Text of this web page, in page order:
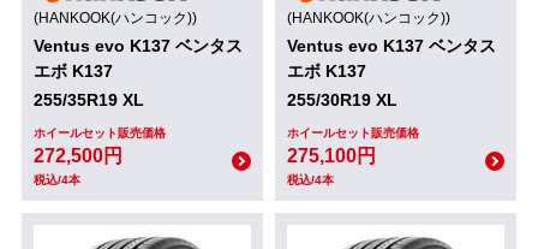
(HANKOOK(ハンコック))
Ventus evo K137 ベンタス
エボ K137
255/35R19 XL
ホイールセット販売価格
272,500円
税込/4本
(HANKOOK(ハンコック))
Ventus evo K137 ベンタス
エボ K137
255/30R19 XL
ホイールセット販売価格
275,100円
税込/4本